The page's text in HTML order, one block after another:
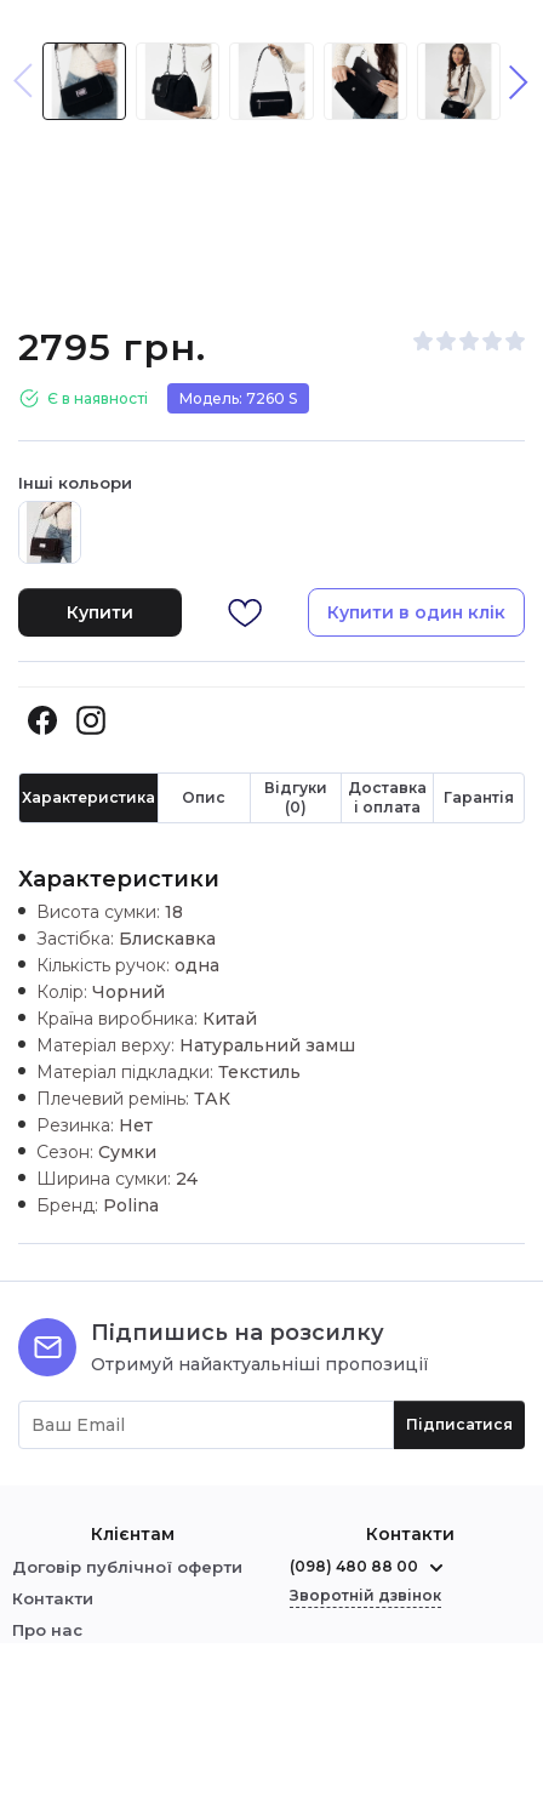
2795 грн.
Є в наявності Модель: 7260 S
Інші кольори
Купити Купити в один клік
Характеристика Опис
Відгуки
(0)
Доставка
і оплата
Гарантія
Характеристики
Висота сумки: 18
Застібка: Блискавка
Кількість ручок: одна
Колір: Чорний
Країна виробника: Китай
Матеріал верху: Натуральний замш
Матеріал підкладки: Текстиль
Плечевий ремінь: ТАК
Резинка: Нет
Сезон: Сумки
Ширина сумки: 24
Бренд: Polina
Підпишись на розсилку
Отримуй найактуальніші пропозиції
Підписатися
Клієнтам
Договір публічної оферти
Контакти
Про нас
Контакти
(098) 480 88 00
Зворотній дзвінок